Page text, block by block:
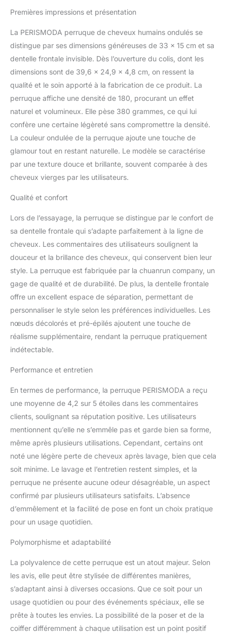
cheveux humains de 33
rebondissants, pleins et
épais, maintiennent bien
les boucles. Perruques
pré-épilés avec nœuds
décolorés de qualité :
perruques frontales
complètes de 33 x 15
pré-épilée avec de
minuscules nœuds
propres, s'adapte à
toutes les peaux, la
près de votre vrai cuir
respirante. 33 x 15 cm.
Détails des cheveux
humains : perruque
frontale complète de 33
x 15 cm, qui couvre
toute la ligne des
cheveux. La perruque
frontale en dentelle
intégrale de 33 x 15 cm
pour femme a plus
d'espace de raie que la
libérer la partie
centrale/latérale. Densité
180 % : 33 x 15 cm.
Perruque ondulée
intégrale : 13 x 15 cm.
Cheveux humains avec
dentelle frontale. Densité
de 180 °, aspect complet
et épais. Bonnet de taille
moyenne (54,6 à 57,1
cm) qui s'adapte à la
avec 4 peignes et 2
ondulées de 33 x 15,2
ajuster. Perruque de
cheveux humains
ondulés Full Lace Frontal
33 x 15 cm, parfaite pour
toutes les occasions : les
cheveux humains
ondulés HD vous
Premières impressions et présentation
La PERISMODA perruque de cheveux humains ondulés se
distingue par ses dimensions généreuses de 33 x 15 cm et sa
dentelle frontale invisible. Dès l’ouverture du colis, dont les
dimensions sont de 39,6 x 24,9 x 4,8 cm, on ressent la
qualité et le soin apporté à la fabrication de ce produit. La
perruque affiche une densité de 180, procurant un effet
naturel et volumineux. Elle pèse 380 grammes, ce qui lui
confère une certaine légèreté sans compromettre la densité.
La couleur ondulée de la perruque ajoute une touche de
glamour tout en restant naturelle. Le modèle se caractérise
par une texture douce et brillante, souvent comparée à des
cheveux vierges par les utilisateurs.
Qualité et confort
Lors de l’essayage, la perruque se distingue par le confort de
sa dentelle frontale qui s’adapte parfaitement à la ligne de
cheveux. Les commentaires des utilisateurs soulignent la
douceur et la brillance des cheveux, qui conservent bien leur
style. La perruque est fabriquée par la chuanrun company, un
gage de qualité et de durabilité. De plus, la dentelle frontale
offre un excellent espace de séparation, permettant de
personnaliser le style selon les préférences individuelles. Les
nœuds décolorés et pré-épilés ajoutent une touche de
réalisme supplémentaire, rendant la perruque pratiquement
indétectable.
Performance et entretien
En termes de performance, la perruque PERISMODA a reçu
une moyenne de 4,2 sur 5 étoiles dans les commentaires
clients, soulignant sa réputation positive. Les utilisateurs
mentionnent qu’elle ne s’emmêle pas et garde bien sa forme,
même après plusieurs utilisations. Cependant, certains ont
noté une légère perte de cheveux après lavage, bien que cela
soit minime. Le lavage et l’entretien restent simples, et la
perruque ne présente aucune odeur désagréable, un aspect
confirmé par plusieurs utilisateurs satisfaits. L’absence
d’emmêlement et la facilité de pose en font un choix pratique
pour un usage quotidien.
Polymorphisme et adaptabilité
La polyvalence de cette perruque est un atout majeur. Selon
les avis, elle peut être stylisée de différentes manières,
s’adaptant ainsi à diverses occasions. Que ce soit pour un
usage quotidien ou pour des événements spéciaux, elle se
prête à toutes les envies. La possibilité de la poser et de la
coiffer différemment à chaque utilisation est un point positif